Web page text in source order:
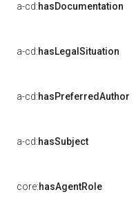
a-cd:hasDocumentation
a-cd:hasLegalSituation
a-cd:hasPreferredAuthor
a-cd:hasSubject
core:hasAgentRole